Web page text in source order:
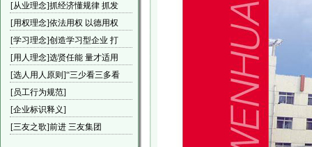
[从业理念]抓经济懂规律 抓发
[用权理念]依法用权 以德用权
[学习理念]创造学习型企业 打
[用人理念]选贤任能 量才适用
[选人用人原则]“三少看三多看
[员工行为规范]
[企业标识释义]
[三友之歌]前进 三友集团